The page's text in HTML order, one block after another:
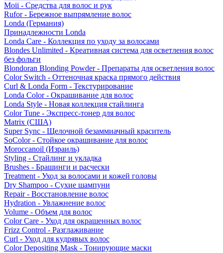
Moii - Средства для волос и рук
Rufor - Бережное выпрямление волос
Londa (Германия)
Принадлежности Londa
Londa Care - Коллекция по уходу за волосами
Blondes Unlimited - Креативная система для осветления волос
без фольги
Blondoran Blonding Powder - Препараты для осветления волос
Color Switch - Оттеночная краска прямого действия
Curl & Londa Form - Текстурирование
Londa Color - Окрашивание для волос
Londa Style - Новая коллекция стайлинга
Color Tune - Экспресс-тонер для волос
Matrix (США)
Super Sync - Щелочной безаммиачный краситель
SoColor - Стойкое окрашивание для волос
Moroccanoil (Израиль)
Styling - Стайлинг и укладка
Brushes - Брашинги и расчески
Treatment - Уход за волосами и кожей головы
Dry Shampoo - Сухие шампуни
Repair - Восстановление волос
Hydration - Увлажнение волос
Volume - Объем для волос
Color Care - Уход для окрашенных волос
Frizz Control - Разглаживание
Curl - Уход для кудрявых волос
Color Depositing Mask - Тонирующие маски